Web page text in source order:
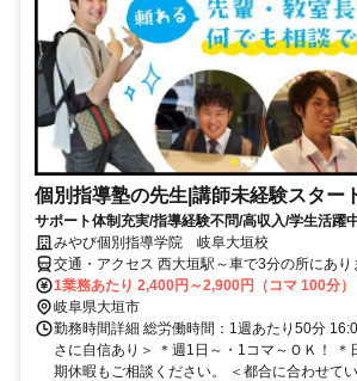
個別指導塾の先生|講師未経験スター
サポート体制充実/指導経験不問/高収入/学生活躍
みやび個別指導学院 岐阜大垣校
交通・アクセス 西大垣駅～車で3分の所にあ
クラク！
1業務あたり 2,400円～2,900円（コマ 100分）
岐阜県大垣市
勤務時間詳細 総労働時間：1週あたり50分
さに自信あり＞ ＊週1日～・1コマ～ＯＫ！ ＊
期休暇もご相談ください。 ＜都合に合わせて